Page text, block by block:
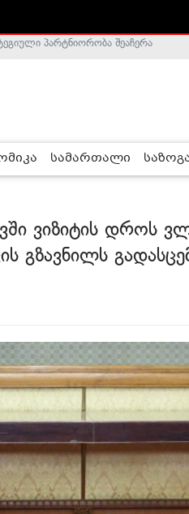
არალეგიტიმურია - ჰელსინკის
სამართალი
ვიზიტის დროს
გზავნილს